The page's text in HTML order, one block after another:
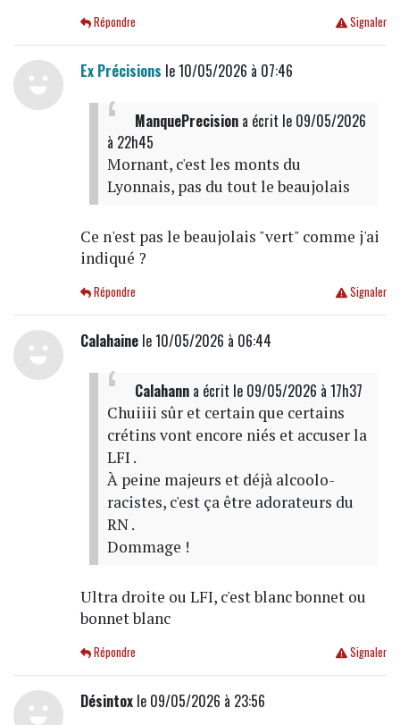
Signaler
Répondre
Ex Précisions le 10/05/2026 à 07:46
ManquePrecisiona écrit le 09/05/2026
à 22h45
Mornant, c'est les monts du
Lyonnais, pas du tout le beaujolais
Ce n'est pas le beaujolais "vert" comme j'ai
indiqué ?
Signaler
Répondre
Calahainele 10/05/2026 à 06:44
Calahanna écrit le 09/05/2026 à 17h37
Chuiiii sûr et certain que certains
crétins vont encore niés et accuser la
LFI .
À peine majeurs et déjà alcoolo-
racistes, c'est ça être adorateurs du
RN .
Dommage !
Ultra droite ou LFI, c'est blanc bonnet ou
bonnet blanc
Signaler
Répondre
Désintoxle 09/05/2026 à 23:56